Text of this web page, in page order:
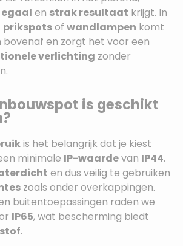
egaal en strak resultaat krijgt. In
prikspotsof wandlampen komt
en zorgt het voor een
verlichting zonder
is geschikt
is het belangrijk dat je kiest
minimale IP-waardevan IP44.
en dus veilig te gebruiken
zoals onder overkappingen.
buitentoepassingen raden we
IP65, wat bescherming biedt
stof.